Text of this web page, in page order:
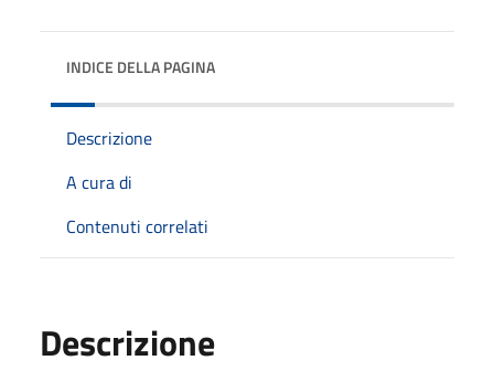
INDICE DELLA PAGINA
Descrizione
A cura di
Contenuti correlati
Descrizione